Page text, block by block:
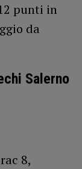
punti in
da
Salerno
8,